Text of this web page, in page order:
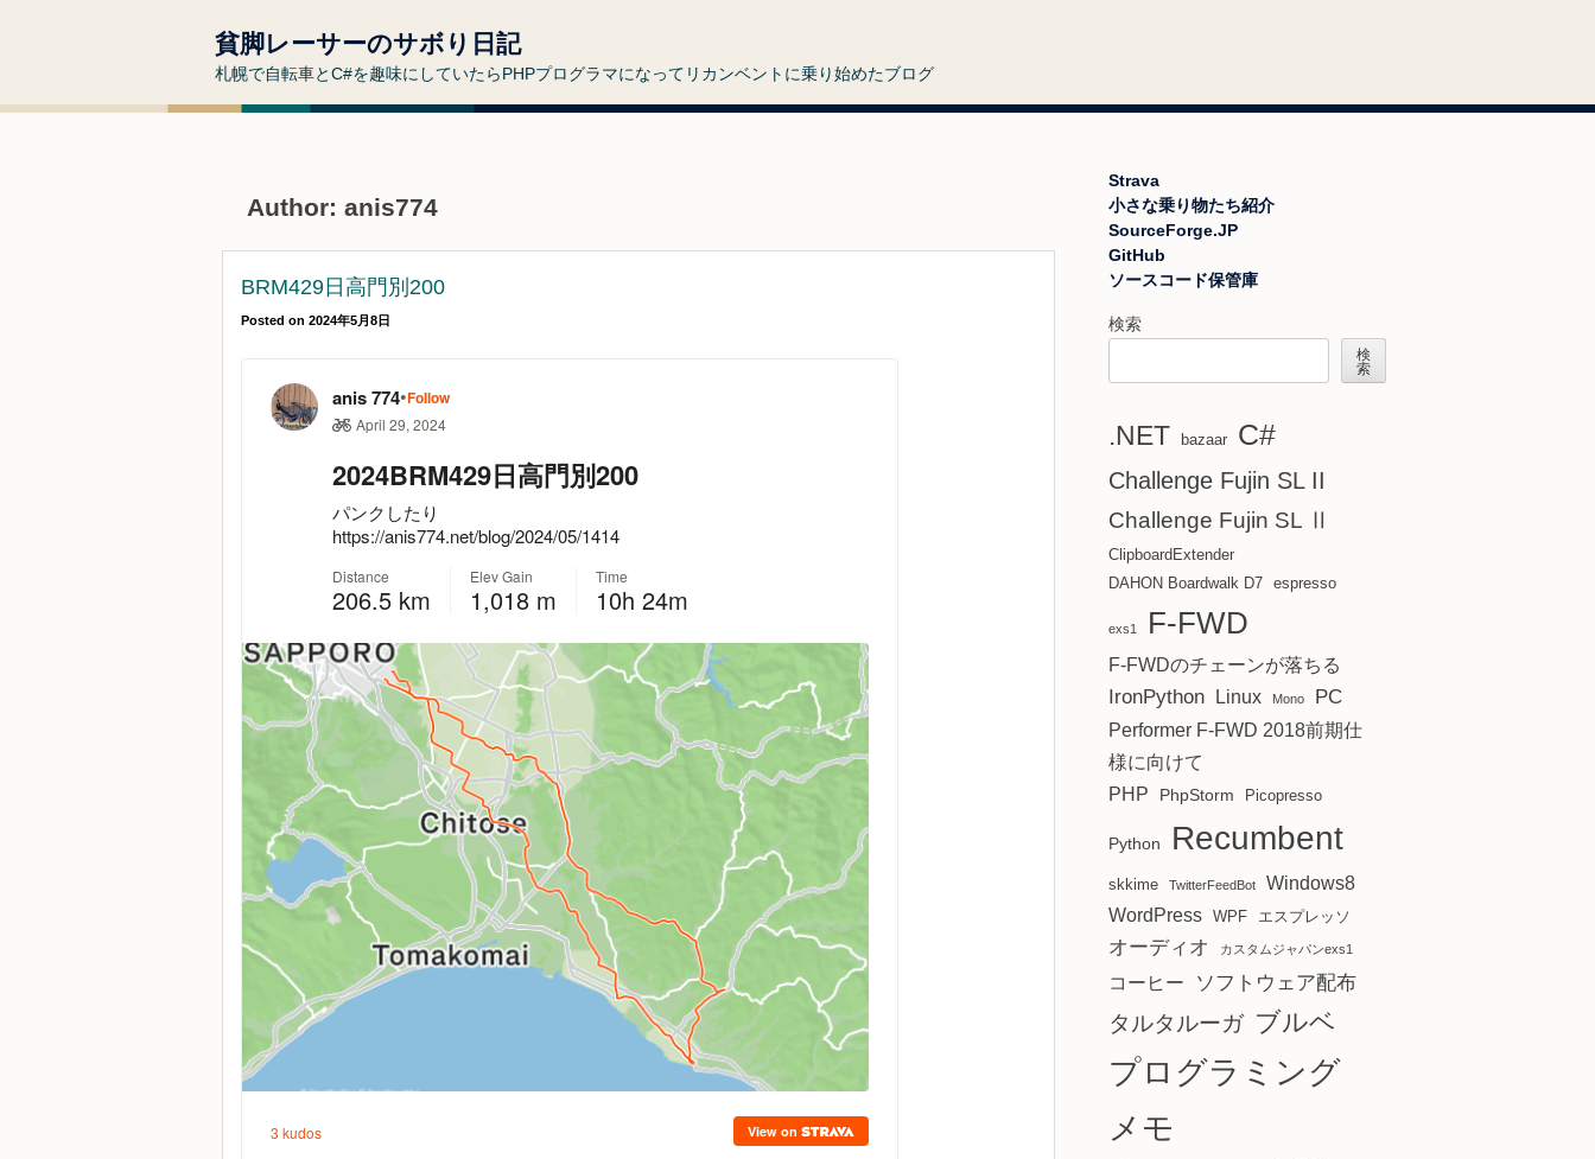
貧脚レーサーのサボり日記
札幌で自転車とC#を趣味にしていたらPHPプログラマになってリカンベントに乗り始めたブログ
Author: anis774
BRM429日高門別200
Posted on 2024年5月8日
Strava
小さな乗り物たち紹介
SourceForge.JP
GitHub
ソースコード保管庫
検索
検
索
.NET bazaar C#
Challenge Fujin SL II
Challenge Fujin SL Ⅱ
ClipboardExtender
DAHON Boardwalk D7 espresso
exs1 F-FWD
F-FWDのチェーンが落ちる
IronPython Linux Mono PC
Performer F-FWD 2018前期仕
様に向けて
PHP
PhpStorm Picopresso
Python Recumbent
skkime TwitterFeedBot
Windows8
WordPress WPF エスプレッソ
オーディオ カスタムジャパンexs1
コーヒー ソフトウェア配布
タルタルーガ ブルベ
プログラミング
メモ